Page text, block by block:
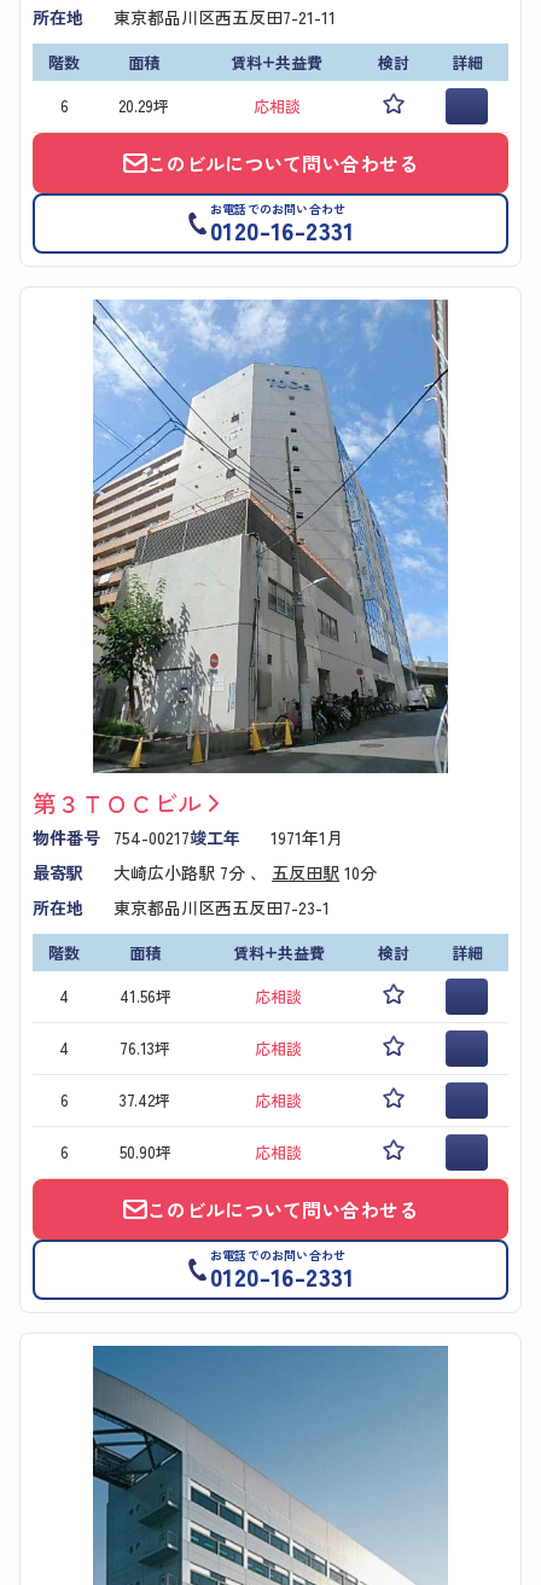
所在地 東京都品川区西五反田7-21-11
階数 面積 賃料+共益費 検討
詳細
6
20.29坪 応相談
このビルについて問い合わせる
お電話でのお問い合わせ
0120-16-2331
第３ＴＯＣビル
物件番号 754-00217竣工年
1971年1月
最寄駅
大崎広小路駅 7分 、 五反田駅 10分
所在地
東京都品川区西五反田7-23-1
階数 面積 賃料+共益費 検討
詳細
4
41.56坪 応相談
4 76.13坪 応相談
6 37.42坪 応相談
6 50.90坪 応相談
このビルについて問い合わせる
お電話でのお問い合わせ
0120-16-2331